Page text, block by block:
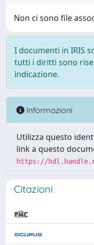
Non ci sono file
I documenti in IRIS
tutti i diritti sono
indicazione.
Informazioni
Utilizza questo
link a questo
https://
Citazioni